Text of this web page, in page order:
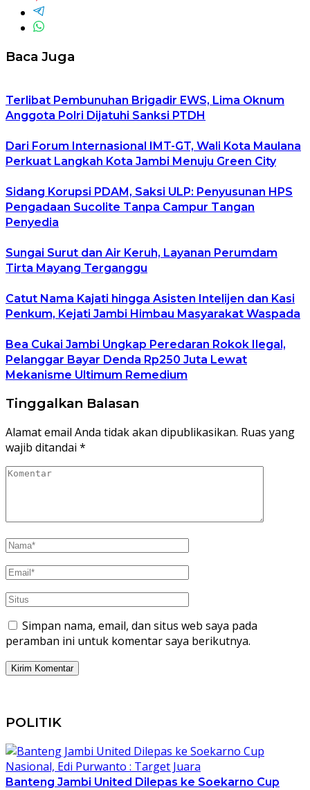
Baca Juga
Terlibat Pembunuhan Brigadir EWS, Lima Oknum
Anggota Polri Dijatuhi Sanksi PTDH
Dari Forum Internasional IMT-GT, Wali Kota Maulana
Perkuat Langkah Kota Jambi Menuju Green City
Sidang Korupsi PDAM, Saksi ULP: Penyusunan HPS
Pengadaan Sucolite Tanpa Campur Tangan
Penyedia
Sungai Surut dan Air Keruh, Layanan Perumdam
Tirta Mayang Terganggu
Catut Nama Kajati hingga Asisten Intelijen dan Kasi
Penkum, Kejati Jambi Himbau Masyarakat Waspada
Bea Cukai Jambi Ungkap Peredaran Rokok Ilegal,
Pelanggar Bayar Denda Rp250 Juta Lewat
Mekanisme Ultimum Remedium
Tinggalkan Balasan
Alamat email Anda tidak akan dipublikasikan. Ruas yang
wajib ditandai *
Simpan nama, email, dan situs web saya pada
peramban ini untuk komentar saya berikutnya.
POLITIK
Banteng Jambi United Dilepas ke Soekarno Cup